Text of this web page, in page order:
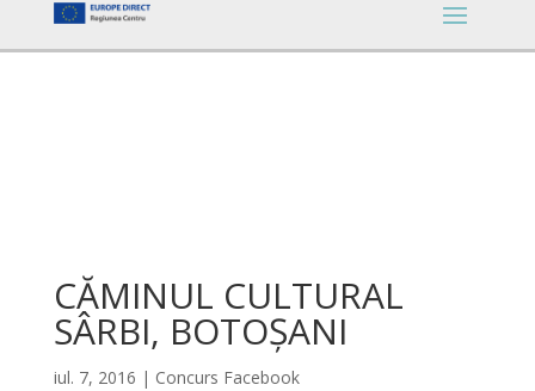
CĂMINUL CULTURAL
SÂRBI, BOTOȘANI
iul. 7, 2016 | Concurs Facebook